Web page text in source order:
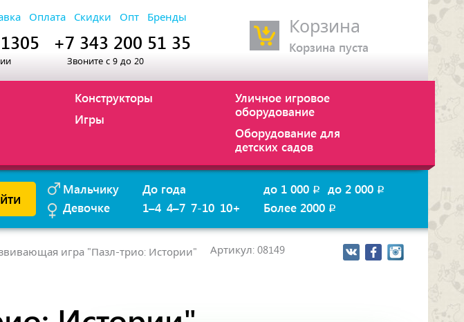
Корзина
Корзина пуста
Оплата Скидки Опт Бренды
+7 343 200 51 35
Звоните с 9 до 20
Конструкторы
Игры
Уличное игровое
оборудование
Оборудование для
детских садов
Мальчику
Девочке
До года
1–4 4–7 7-10 10+
до 1 000 p до 2 000 p
Более 2000 p
Артикул: 08149
игра "Пазл-трио: Истории"